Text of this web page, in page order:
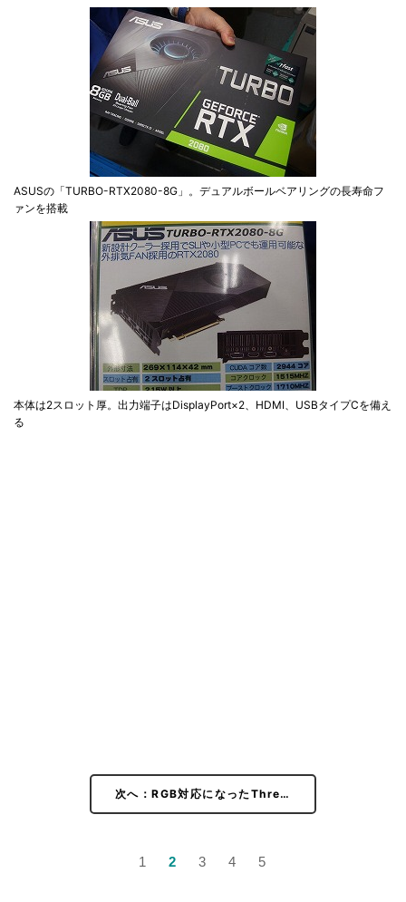
ASUSの「TURBO-RTX2080-8G」。デュアルボールベアリングの長寿命フ
ァンを搭載
本体は2スロット厚。出力端子はDisplayPort×2、HDMI、USBタイプCを備え
る
次へ：RGB対応になったThre…
1 2 3 4 5